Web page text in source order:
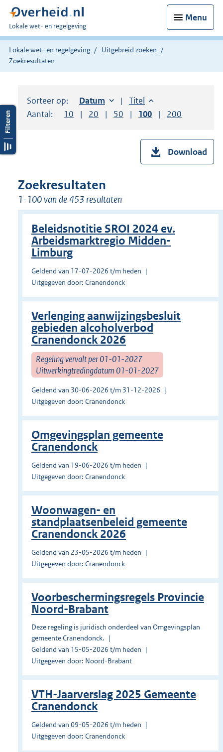
Menu
U
bent
hier:
Lokale wet- en regelgeving
Lokale wet- en regelgeving
Uitgebreid zoeken
Zoekresultaten
Sorteer op: Sorteer op:
Datum oplopendSorteer op:
Titel oplopend
Aantal:
Toon
10 resultaten per pagina
Toon
20 resultaten per pagina
Toon
50 resultaten per pagina
Toon
100 resultaten per
Toon
200
Download
Zoekresultaten
1-100 van de 453 resultaten
Beleidsnotitie SROI 2024 ev.
Arbeidsmarktregio Midden-
Limburg
Geldend van 17-07-2026 t/m heden
Uitgegeven door: Cranendonck
Verlenging aanwijzingsbesluit
gebieden alcoholverbod
Cranendonck 2026
Regeling vervalt per 01-01-2027
Uitwerkingtredingdatum 01-01-2027
Geldend van 30-06-2026 t/m 31-12-2026
Uitgegeven door: Cranendonck
Omgevingsplan gemeente
Cranendonck
Geldend van 19-06-2026 t/m heden
Uitgegeven door: Cranendonck
Woonwagen- en
standplaatsenbeleid gemeente
Cranendonck 2026
Geldend van 23-05-2026 t/m heden
Uitgegeven door: Cranendonck
Voorbeschermingsregels Provincie
Noord-Brabant
Deze regeling is juridisch onderdeel van Omgevingsplan
gemeente Cranendonck.
Geldend van 15-05-2026 t/m heden
Uitgegeven door: Noord-Brabant
VTH-Jaarverslag 2025 Gemeente
Cranendonck
Geldend van 09-05-2026 t/m heden
Uitgegeven door: Cranendonck